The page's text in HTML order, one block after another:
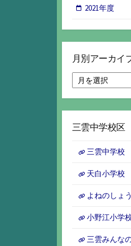
2021年度
月別アーカイ
別
ア
ー
イ
三雲中学校区
三雲中学校
天白小学校
よねのしょ
小野江小学
三雲みんな